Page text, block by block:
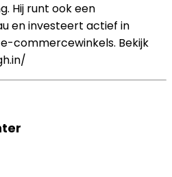
Hij runt ook een
en investeert actief in
commercewinkels. Bekijk